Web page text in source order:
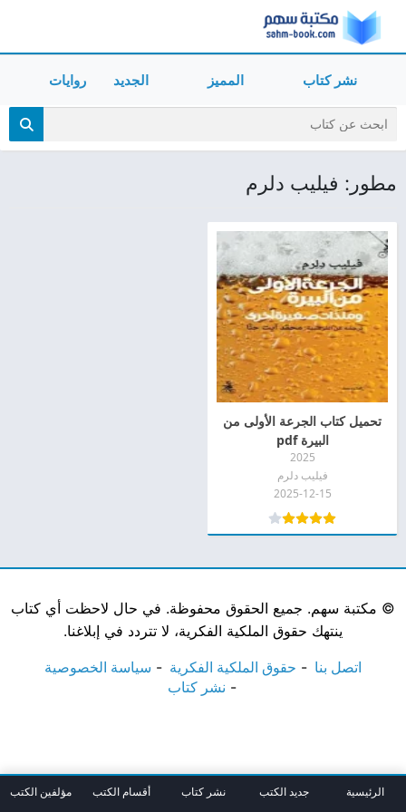
نشر كتاب المميز الجديد روايات
مطور: فيليب دلرم
تحميل كتاب الجرعة الأولى من
البيرة pdf
2025
فيليب دلرم
2025-12-15
© مكتبة سهم. جميع الحقوق محفوظة. في حال لاحظت أي كتاب
ينتهك حقوق الملكية الفكرية، لا تتردد في إبلاغنا.
اتصل بنا حقوق الملكية الفكرية
سياسة الخصوصية
نشر كتاب
الرئيسية جديد الكتب نشر كتاب أقسام الكتب مؤلفين الكتب